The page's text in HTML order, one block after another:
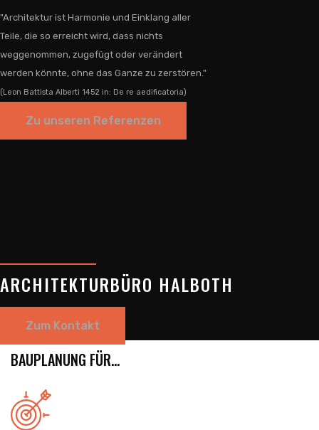
"Architektur ist Harmonie und Einklang aller
Teile, die so erreicht wird, dass nichts
weggenommen, zugefügt oder verändert
werden könnte, ohne das Ganze zu zerstören."
(Leon Battista Alberti 1452 in: De re aedificatoria)
Zu unseren Referenzen
ARCHITEKTURBÜRO HALBOTH
Zum Kontakt
BAUPLANUNG FÜR...